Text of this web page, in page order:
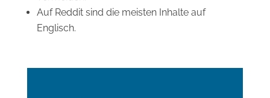
Auf Reddit sind die meisten Inhalte auf
Englisch.